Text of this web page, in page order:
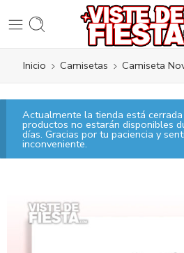
Inicio Camisetas Camiseta
Actualmente la tienda está
productos no estarán disponibles
días. Gracias por tu paciencia y
inconveniente.